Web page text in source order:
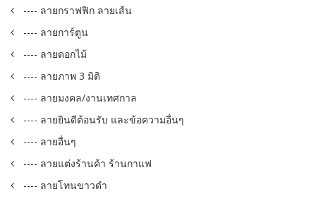
---- ลายกราฟฟิก ลายเส้น
---- ลายการ์ตูน
---- ลายดอกไม้
---- ลายภาพ 3 มิติ
---- ลายมงคล/งานเทศกาล
---- ลายยินดีต้อนรับ และข้อความอื่นๆ
---- ลายอื่นๆ
---- ลายแต่งร้านค้า ร้านกาแฟ
---- ลายโทนขาวดำ